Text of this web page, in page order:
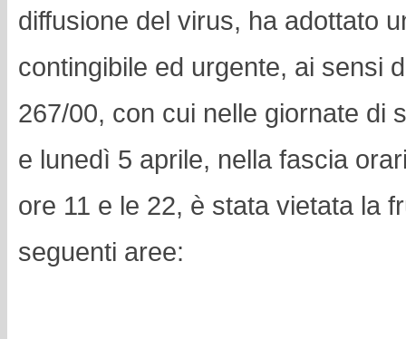
diffusione del virus, ha adottato
contingibile ed urgente, ai sensi
267/00, con cui nelle giornate di
e lunedì 5 aprile, nella fascia
ore 11 e le 22, è stata vietata la
seguenti aree: